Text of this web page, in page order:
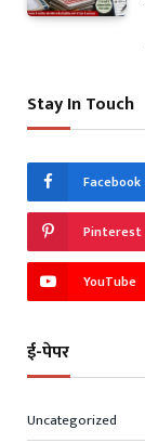
Stay In Touch
Facebook
Pinterest
YouTube
ई-पेपर
Uncategorized